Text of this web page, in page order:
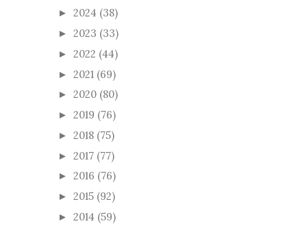
► 2024 (38)
► 2023 (33)
► 2022 (44)
► 2021 (69)
► 2020 (80)
► 2019 (76)
► 2018 (75)
► 2017 (77)
► 2016 (76)
► 2015 (92)
► 2014 (59)